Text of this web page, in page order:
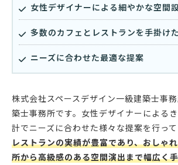
女性デザイナーによる細やかな空間
多数のカフェとレストランを手掛け
ニーズに合わせた最適な提案
株式会社スペースデザイン一級建築士事
築士事務所です。女性デザイナーによる
計でニーズに合わせた様々な提案を行って
レストランの実績が豊富であり、おしゃ
所から高級感のある空間演出まで幅広く